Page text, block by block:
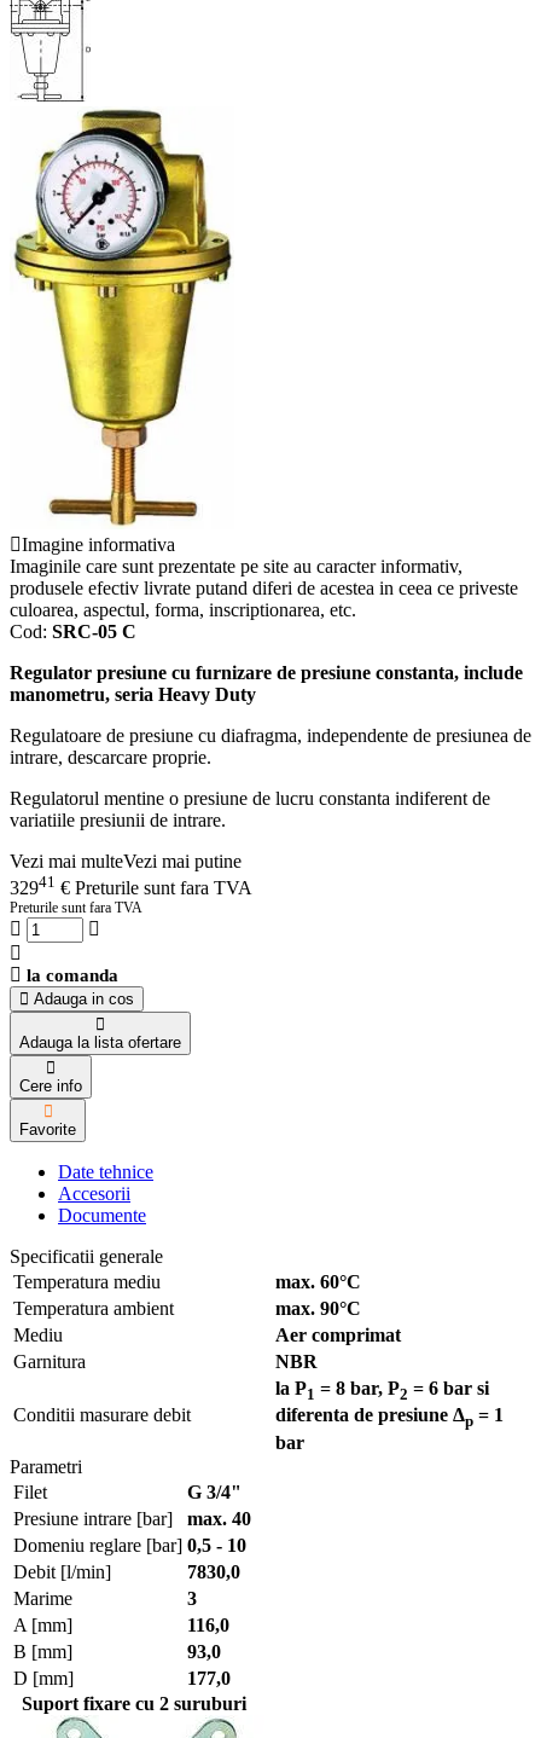
Imagine informativa
Imaginile care sunt prezentate pe site au caracter informativ,
produsele efectiv livrate putand diferi de acestea in ceea ce priveste
culoarea, aspectul, forma, inscriptionarea, etc.
Cod: SRC-05 C
Regulator presiune cu furnizare de presiune constanta, include
manometru, seria Heavy Duty
Regulatoare de presiune cu diafragma, independente de presiunea de
intrare, descarcare proprie.
Regulatorul mentine o presiune de lucru constanta indiferent de
variatiile presiunii de intrare.
Vezi mai multeVezi mai putine
32941 € Preturile sunt fara TVA
Preturile sunt fara TVA
la comanda
Adauga in cos
Adauga la lista ofertare
Cere info
Favorite
Date tehnice
Accesorii
Documente
Specificatii generale
Temperatura mediu
max. 60°C
Temperatura ambient
max. 90°C
Mediu
Aer comprimat
Garnitura
NBR
Conditii masurare debit
la P1 = 8 bar, P2 = 6 bar si
diferenta de presiune Δp = 1
bar
Parametri
Filet
G 3/4"
Presiune intrare [bar]
max. 40
Domeniu reglare [bar] 0,5 - 10
Debit [l/min]
7830,0
Marime
3
A [mm]
116,0
B [mm]
93,0
D [mm]
177,0
Suport fixare cu 2 suruburi